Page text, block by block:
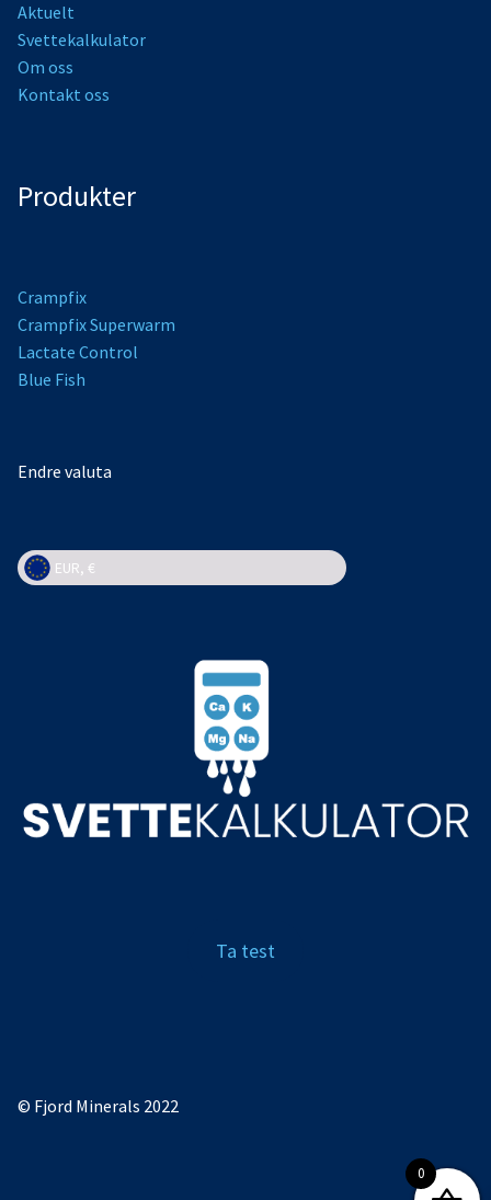
Aktuelt
Svettekalkulator
Om oss
Kontakt oss
Produkter
Crampfix
Crampfix Superwarm
L actate Control
Blue Fish
Endre valuta
EUR, €
EUR, €
Ta test
0